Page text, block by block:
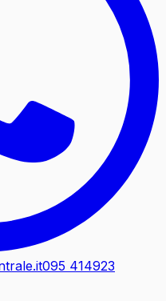
095 414923